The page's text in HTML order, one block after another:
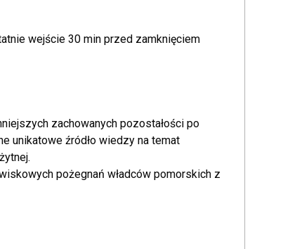
wejście 30 min przed zamknięciem
zachowanych pozostałości po
unikatowe źródło wiedzy na temat
pożegnań władców pomorskich z